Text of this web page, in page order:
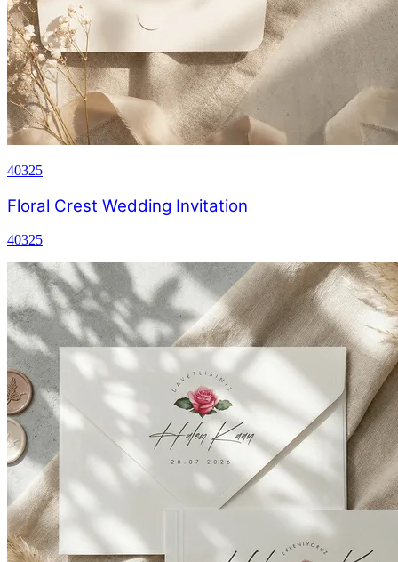
40325
Floral Crest Wedding Invitation
40325